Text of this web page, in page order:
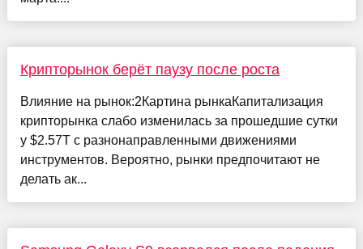
Крипторынок берёт паузу после роста
Влияние на рынок:2Картина рынкаКапитализация
крипторынка слабо изменилась за прошедшие сутки
у $2.57T с разнонаправленными движениями
инструментов. Вероятно, рынки предпочитают не
делать ак...